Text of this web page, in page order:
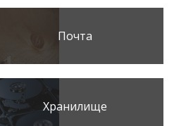
Почта
Хранилище